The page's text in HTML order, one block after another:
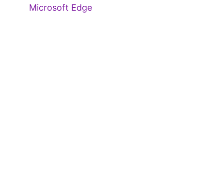
Microsoft Edge